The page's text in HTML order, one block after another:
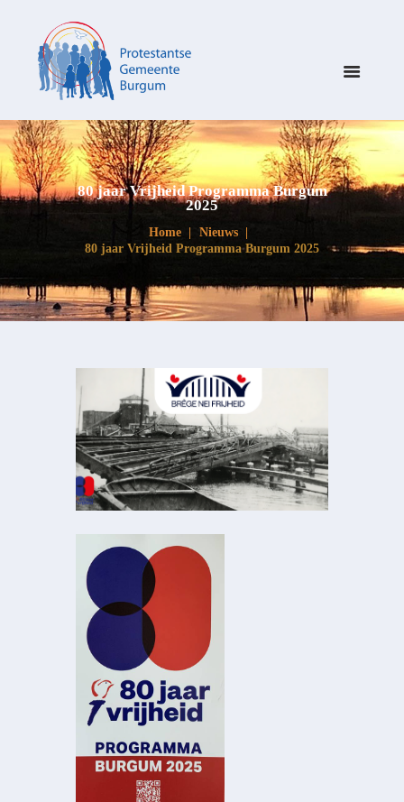
80 jaar Vrijheid Programma Burgum
2025
Home
Nieuws
80 jaar Vrijheid Programma Burgum 2025